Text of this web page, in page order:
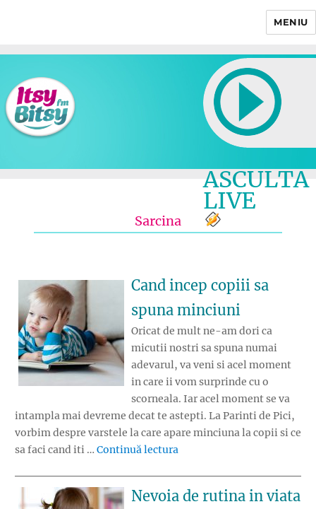
MENIU
ASCULTA
LIVE
Sarcina
Cand incep copiii sa
spuna minciuni
Oricat de mult ne-am dori ca
micutii nostri sa spuna numai
adevarul, va veni si acel moment
in care ii vom surprinde cu o
scorneala. Iar acel moment se va
intampla mai devreme decat te astepti. La Parinti de Pici,
vorbim despre varstele la care apare minciuna la copii si ce
sa faci cand iti … Continuă lectura
Nevoia de rutina in viata